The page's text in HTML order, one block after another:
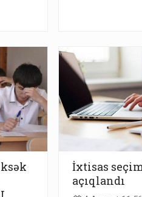
İxtisas
açıqlandı